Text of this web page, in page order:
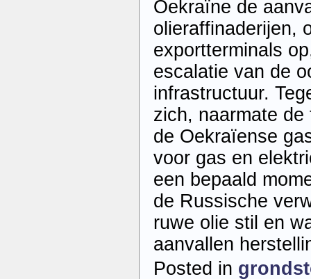
Oekraïne de
olieraffinaderijen,
exportterminals
escalatie van de
infrastructuur.
zich, naarmate
de Oekraïense
voor gas en
een bepaald
de Russische
ruwe olie stil en
aanvallen
Posted in